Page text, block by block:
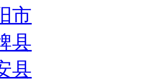
市
县
县